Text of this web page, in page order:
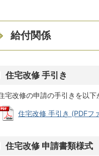
給付関係
住宅改修 手引き
宅改修の申請の手引きを以下
住宅改修 手引き (PDFフ
住宅改修 申請書類様式